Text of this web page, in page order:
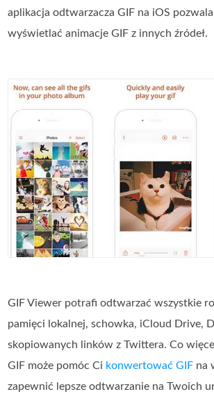
aplikacja odtwarzacza GIF na iOS
wyświetlać animacje GIF z innych źródeł.
GIF Viewer potrafi odtwarzać wszystkie
pamięci lokalnej, schowka, iCloud Drive,
skopiowanych linków z Twittera. Co
GIF może pomóc Ci konwertować GIF na
zapewnić lepsze odtwarzanie na Twoich